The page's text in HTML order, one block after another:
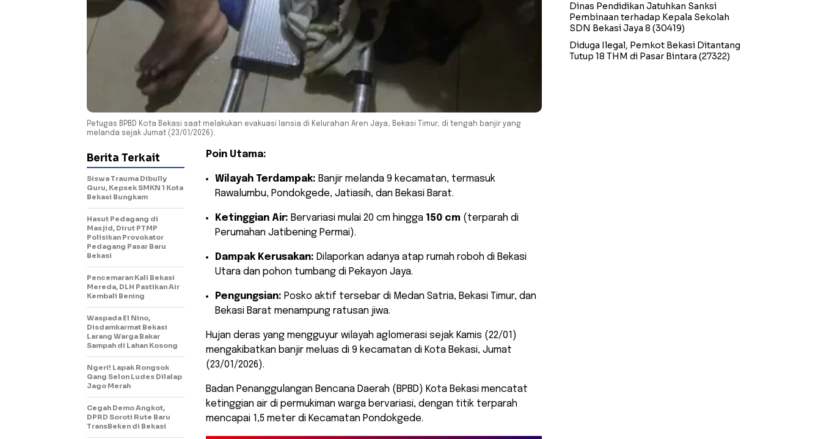
Petugas BPBD Kota Bekasi saat melakukan evakuasi lansia di Kelurahan Aren Jaya, Bekasi Timur, di tengah banjir yang
melanda sejak Jumat (23/01/2026).
Poin Utama:
Wilayah Terdampak: Banjir melanda 9 kecamatan, termasuk
Rawalumbu, Pondokgede, Jatiasih, dan Bekasi Barat.
Ketinggian Air: Bervariasi mulai 20 cm hingga 150 cm (terparah di
Perumahan Jatibening Permai).
Dampak Kerusakan: Dilaporkan adanya atap rumah roboh di Bekasi
Utara dan pohon tumbang di Pekayon Jaya.
Pengungsian: Posko aktif tersebar di Medan Satria, Bekasi Timur, dan
Bekasi Barat menampung ratusan jiwa.
​Hujan deras yang mengguyur wilayah aglomerasi sejak Kamis (22/01)
mengakibatkan banjir meluas di 9 kecamatan di Kota Bekasi, Jumat
(23/01/2026).
Badan Penanggulangan Bencana Daerah (BPBD) Kota Bekasi mencatat
ketinggian air di permukiman warga bervariasi, dengan titik terparah
mencapai 1,5 meter di Kecamatan Pondokgede.
Berita Terkait
Siswa Trauma Dibully
Guru, Kepsek SMKN 1 Kota
Bekasi Bungkam
Hasut Pedagang di
Masjid, Dirut PTMP
Polisikan Provokator
Pedagang Pasar Baru
Bekasi
Pencemaran Kali Bekasi
Mereda, DLH Pastikan Air
Kembali Bening
Waspada El Nino,
Disdamkarmat Bekasi
Larang Warga Bakar
Sampah di Lahan Kosong
Ngeri! Lapak Rongsok
Gang Selon Ludes Dilalap
Jago Merah
Cegah Demo Angkot,
DPRD Soroti Rute Baru
TransBeken di Bekasi
Dinas Pendidikan Jatuhkan Sanksi
Pembinaan terhadap Kepala Sekolah
SDN Bekasi Jaya 8 (30419)
Diduga Ilegal, Pemkot Bekasi Ditantang
Tutup 18 THM di Pasar Bintara (27322)